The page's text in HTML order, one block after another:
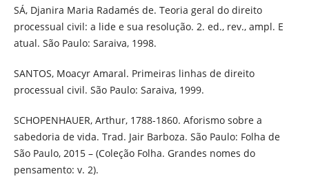
SÁ, Djanira Maria Radamés de. Teoria geral do direito
processual civil: a lide e sua resolução. 2. ed., rev., ampl. E
atual. São Paulo: Saraiva, 1998.
SANTOS, Moacyr Amaral. Primeiras linhas de direito
processual civil. São Paulo: Saraiva, 1999.
SCHOPENHAUER, Arthur, 1788-1860. Aforismo sobre a
sabedoria de vida. Trad. Jair Barboza. São Paulo: Folha de
São Paulo, 2015 – (Coleção Folha. Grandes nomes do
pensamento: v. 2).